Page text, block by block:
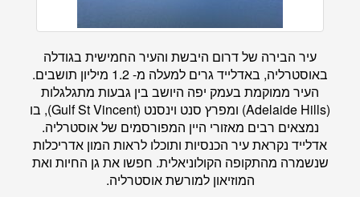
עיר הבירה של דרום היבשת והעיר החמישית בגודלה
באוסטרליה, באדלייד גרים למעלה מ- 1.2 מיליון תושבים.
העיר ממוקמת בעמק יפה היושב בין גבעות מתגלגלות
(Adelaide Hills) ומפרץ סנט וינסנט (Gulf St Vincent), בו
נמצאים רבים מאזורי היין המפורסמים של אוסטרליה.
אדלייד נקראת עיר הכנסיות ותוכלו לראות המון אדריכלות
שנשמרה מהתקופה הקולוניאלית. חפשו את גן החיות ואת
המוזיאון למורשת אוסטרליה.